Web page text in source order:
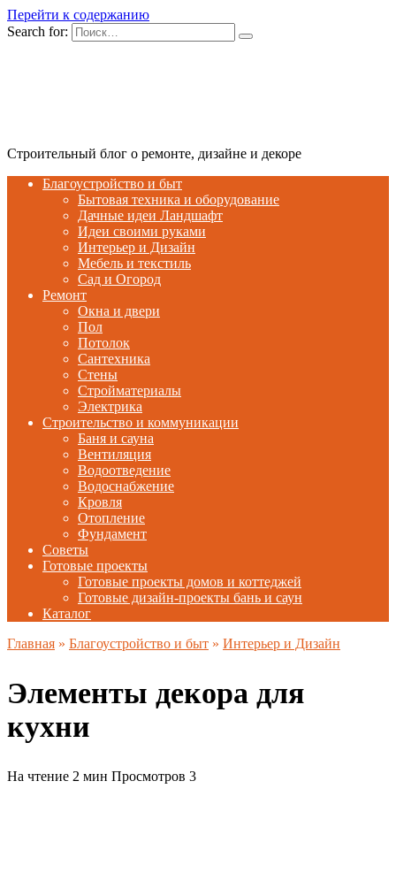
Перейти к содержанию
Search for:
Строительный блог о ремонте, дизайне и декоре
Благоустройство и быт
Бытовая техника и оборудование
Дачные идеи Ландшафт
Идеи своими руками
Интерьер и Дизайн
Мебель и текстиль
Сад и Огород
Ремонт
Окна и двери
Пол
Потолок
Сантехника
Стены
Стройматериалы
Электрика
Строительство и коммуникации
Баня и сауна
Вентиляция
Водоотведение
Водоснабжение
Кровля
Отопление
Фундамент
Советы
Готовые проекты
Готовые проекты домов и коттеджей
Готовые дизайн-проекты бань и саун
Каталог
Главная » Благоустройство и быт » Интерьер и Дизайн
Элементы декора для
кухни
На чтение 2 мин Просмотров 3